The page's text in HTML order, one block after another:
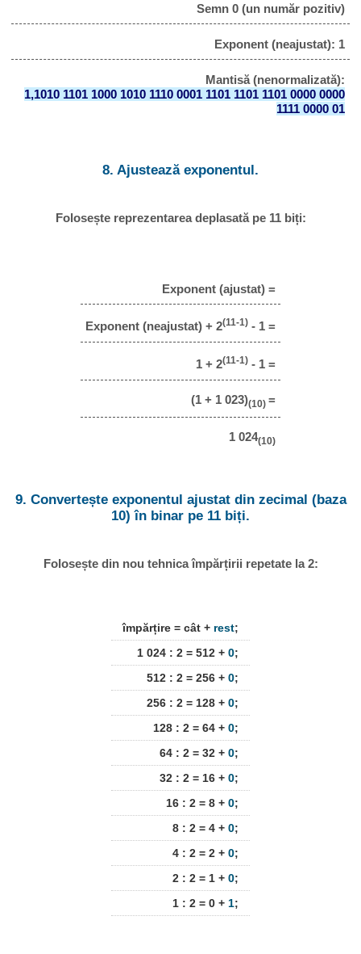
Semn 0 (un număr pozitiv)
Exponent (neajustat): 1
Mantisă (nenormalizată):
1,1010 1101 1000 1010 1110 0001 1101 1101 1101 0000 0000
1111 0000 01
8. Ajustează exponentul.
Folosește reprezentarea deplasată pe 11 biți:
Exponent (ajustat) =
Exponent (neajustat) + 2(11-1) - 1 =
1 + 2(11-1) - 1 =
(1 + 1 023)(10) =
1 024(10)
9. Convertește exponentul ajustat din zecimal (baza
10) în binar pe 11 biți.
Folosește din nou tehnica împărțirii repetate la 2:
împărțire = cât + rest;
1 024 : 2 = 512 + 0;
512 : 2 = 256 + 0;
256 : 2 = 128 + 0;
128 : 2 = 64 + 0;
64 : 2 = 32 + 0;
32 : 2 = 16 + 0;
16 : 2 = 8 + 0;
8 : 2 = 4 + 0;
4 : 2 = 2 + 0;
2 : 2 = 1 + 0;
1 : 2 = 0 + 1;